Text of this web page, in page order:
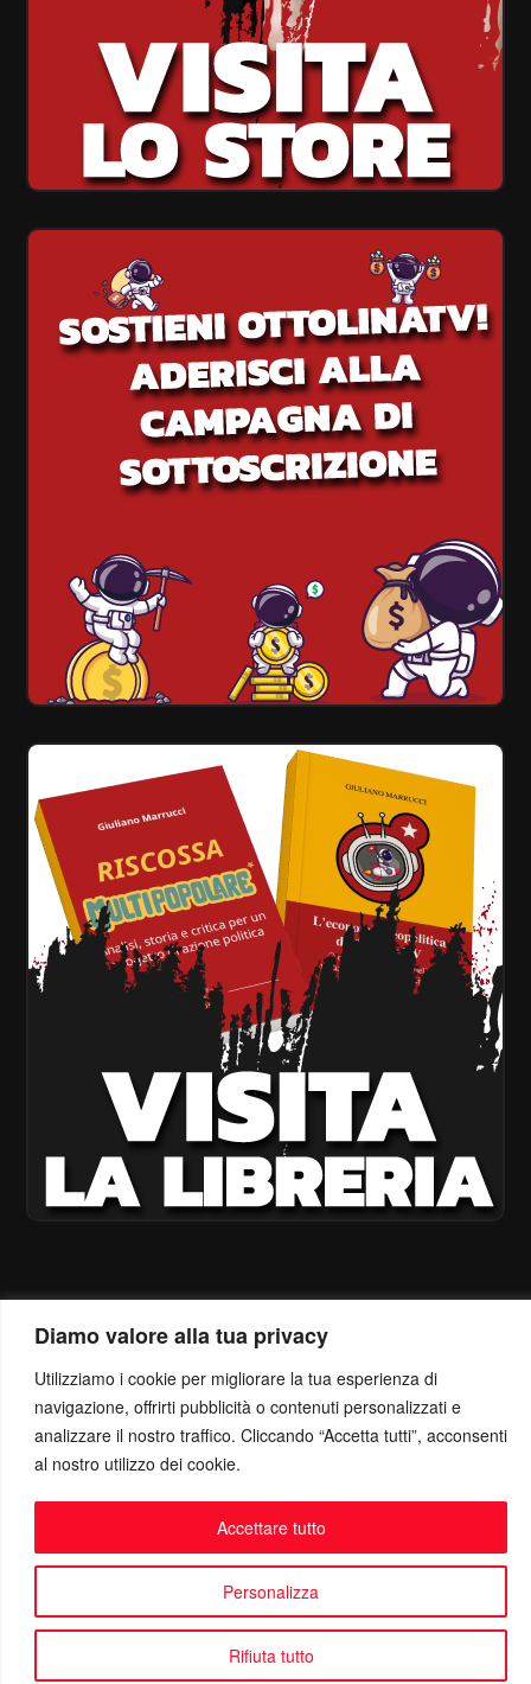
Diamo valore alla tua privacy
Utilizziamo i cookie per migliorare la tua esperienza di
navigazione, offrirti pubblicità o contenuti personalizzati e
analizzare il nostro traffico. Cliccando “Accetta tutti”, acconsenti
al nostro utilizzo dei cookie.
Personalizza
Rifiuta tutto
Accettare tutto